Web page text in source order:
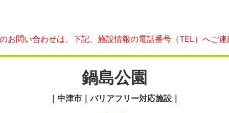
お問い合わせは、下記、施設情報の電話番号（TEL）へご連
鍋島公園
｜中津市｜バリアフリー対応施設｜